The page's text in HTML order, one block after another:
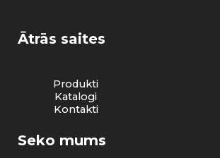
Ātrās saites
Produkti
Katalogi
Kontakti
Seko mums